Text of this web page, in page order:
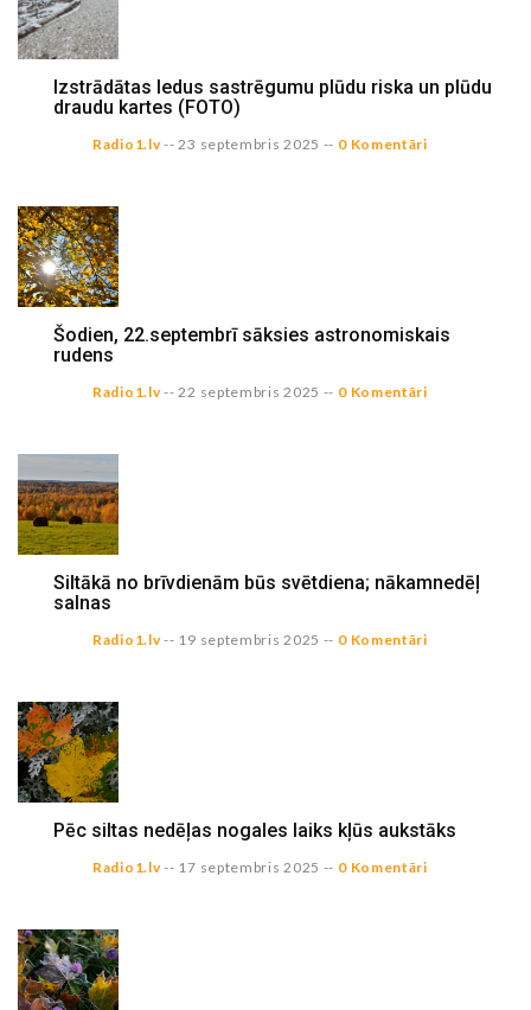
Izstrādātas ledus sastrēgumu plūdu riska un plūdu
draudu kartes (FOTO)
Radio1.lv-- 23 septembris 2025 -- 0 Komentāri
Šodien, 22.septembrī sāksies astronomiskais
rudens
Radio1.lv-- 22 septembris 2025 -- 0 Komentāri
Siltākā no brīvdienām būs svētdiena; nākamnedēļ
salnas
Radio1.lv-- 19 septembris 2025 -- 0 Komentāri
Pēc siltas nedēļas nogales laiks kļūs aukstāks
Radio1.lv-- 17 septembris 2025 -- 0 Komentāri